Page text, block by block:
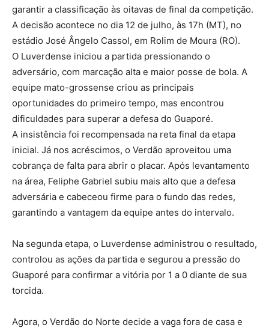
garantir a classificação às oitavas de final da competição.
A decisão acontece no dia 12 de julho, às 17h (MT), no
estádio José Ângelo Cassol, em Rolim de Moura (RO).
O Luverdense iniciou a partida pressionando o
adversário, com marcação alta e maior posse de bola. A
equipe mato-grossense criou as principais
oportunidades do primeiro tempo, mas encontrou
dificuldades para superar a defesa do Guaporé.
A insistência foi recompensada na reta final da etapa
inicial. Já nos acréscimos, o Verdão aproveitou uma
cobrança de falta para abrir o placar. Após levantamento
na área, Feliphe Gabriel subiu mais alto que a defesa
adversária e cabeceou firme para o fundo das redes,
garantindo a vantagem da equipe antes do intervalo.
Na segunda etapa, o Luverdense administrou o resultado,
controlou as ações da partida e segurou a pressão do
Guaporé para confirmar a vitória por 1 a 0 diante de sua
torcida.
Agora, o Verdão do Norte decide a vaga fora de casa e